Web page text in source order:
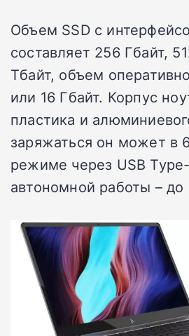
Объем SSD с
составляет 256 Гбайт,
Тбайт, объем
или 16 Гбайт. Корпус
пластика и
заряжаться он может в
режиме через USB
автономной работы – до